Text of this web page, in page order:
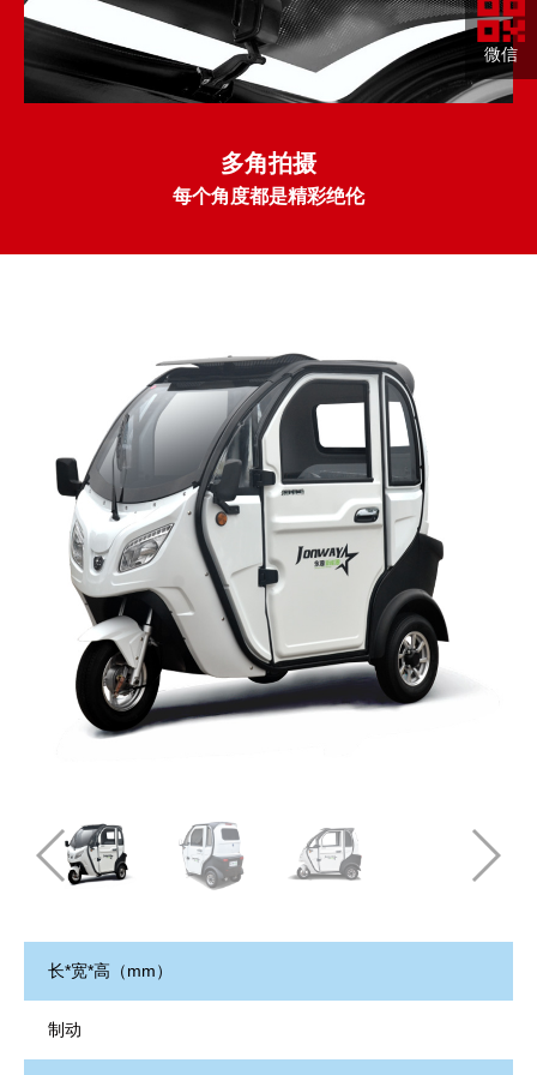
多角拍摄
每个角度都是精彩绝伦
长*宽*高（mm）
制动
微信